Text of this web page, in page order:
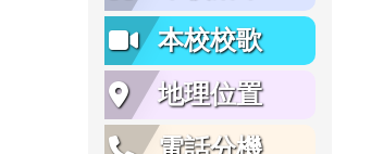
本校校歌
地理位置